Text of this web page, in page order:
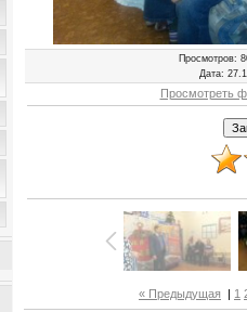
Просмотров:
Дата:
Просмотреть
« Предыдущая | 1